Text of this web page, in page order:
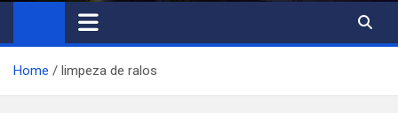
Home limpeza de ralos